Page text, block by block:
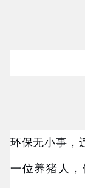
环保无小事，
一位养猪人